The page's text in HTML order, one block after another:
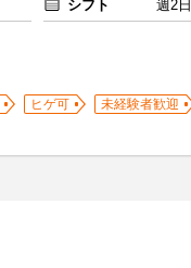
シフト
週2
ヒゲ可
未経験者歓迎